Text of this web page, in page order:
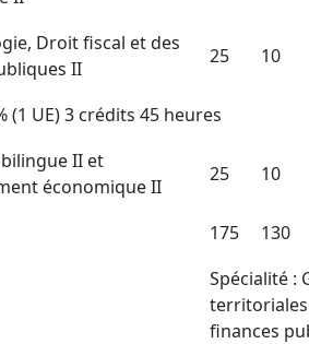
Droit fiscal et des
II
25 10
(1 UE) 3 crédits 45 heures
II et
économique II
25 10
175 130
Spécialité :
finances